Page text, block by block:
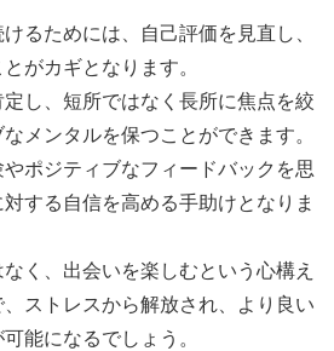
るためには、自己評価を見直し、
がカギとなります。
し、短所ではなく長所に焦点を絞
メンタルを保つことができます。
ポジティブなフィードバックを思
する自信を高める手助けとなりま
く、出会いを楽しむという心構え
ストレスから解放され、より良い
能になるでしょう。